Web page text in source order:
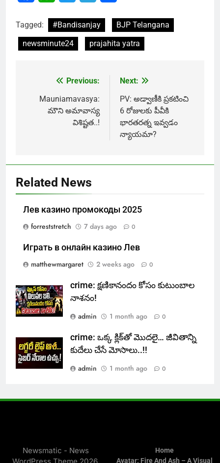
Tagged: #Bandisanjay
BJP Telangana
newsminute24
prajahita yatra
navigation
Previous:
Mauniamavasya:
మౌని అమావాస్య
విశిష్టత..!
Next:
PV: అడ్వాణీకి ప్రకటించి
6 రోజులకు పీవీకి
భారతరత్న ఇవ్వడం
న్యాయమా?
Related News
Лев казино промокоды 2025
forreststretch
7 days ago 0
Играть в онлайн казино Лев
matthewmargaret
2 weeks ago 0
crime: క్షణికానందం కోసం కుటుంబాల
నాశనం!
admin
1 month ago 0
crime: ఒక్క క్లిక్‌తో మొదలై… జీవితాన్ని
కుదేలు చేసే మోసాలు..!!
admin
1 month ago 0
Newsmatic - News
Home
Avatar: Fire And Ash – A Visual